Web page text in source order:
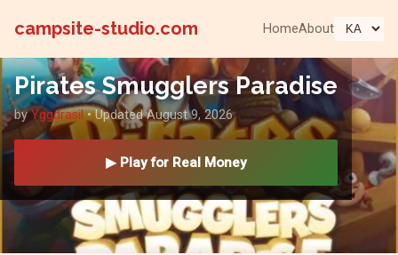
campsite-studio.com HomeAbout
Pirates Smugglers Paradise
byYggdrasil• Updated August 9, 2026
▶ Play for Real Money